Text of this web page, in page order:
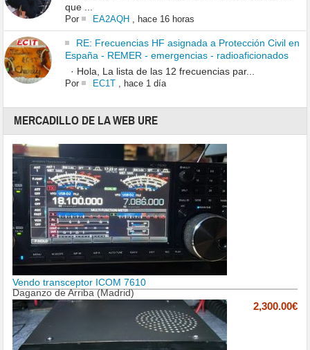
que ...
Por EA2AQH, hace 16 horas
RE: Frecuencias HF asignada a Protección Civil en
España - REMER - emergencias - radioaficionados
· Hola, La lista de las 12 frecuencias par...
Por EC1T, hace 1 día
MERCADILLO DE LA WEB URE
Vendo transceptor ICOM 7610
Daganzo de Arriba (Madrid)
2,300.00€